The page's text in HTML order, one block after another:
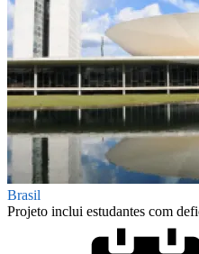
Brasil
Projeto inclui estudantes com